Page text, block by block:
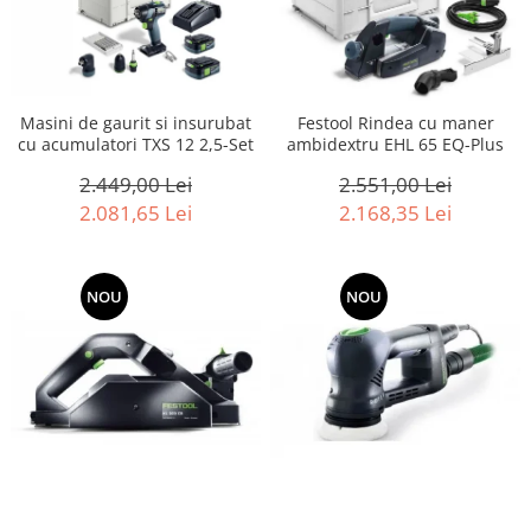
Masini de gaurit si insurubat
cu acumulatori TXS 12 2,5-Set
2.449,00 Lei
2.081,65 Lei
Festool Rindea cu maner
ambidextru EHL 65 EQ-Plus
2.551,00 Lei
2.168,35 Lei
NOU NOU